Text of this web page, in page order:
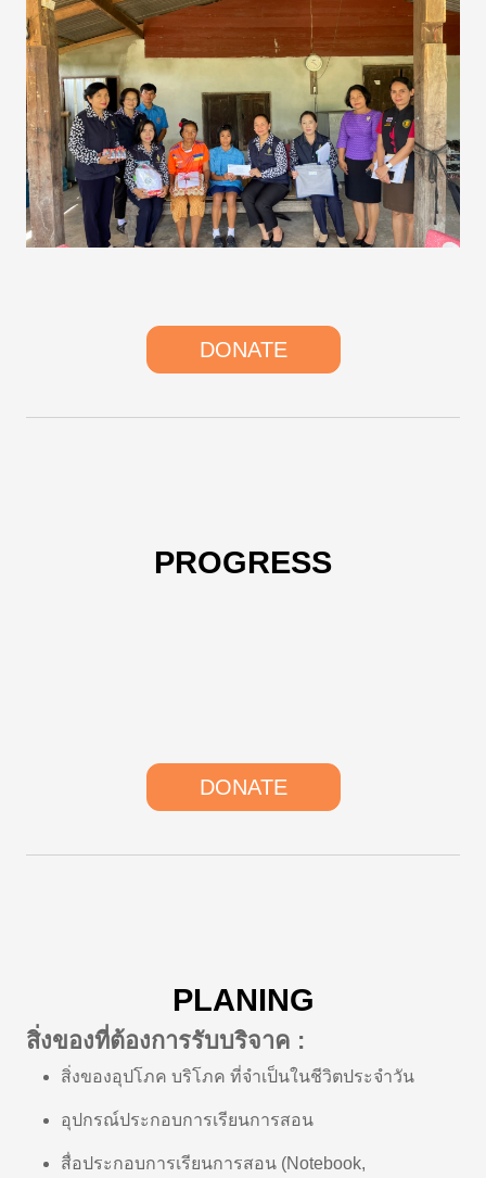
DONATE
PROGRESS
DONATE
PLANING
สิ่งของที่ต้องการรับบริจาค :
สิ่งของอุปโภค บริโภค ที่จำเป็นในชีวิตประจำวัน
อุปกรณ์ประกอบการเรียนการสอน
สื่อประกอบการเรียนการสอน (Notebook,